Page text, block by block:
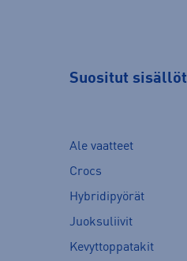
Suositut sisällöt
Ale vaatteet
Crocs
Hybridipyörät
Juoksuliivit
Kevyttoppatakit